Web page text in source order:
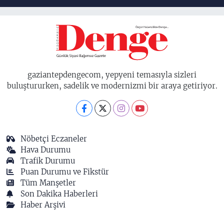
birisidir'
gaziantepdengecom, yepyeni temasıyla sizleri
buluştururken, sadelik ve modernizmi bir araya getiriyor.
Nöbetçi Eczaneler
Hava Durumu
Trafik Durumu
Puan Durumu ve Fikstür
Tüm Manşetler
Son Dakika Haberleri
Haber Arşivi